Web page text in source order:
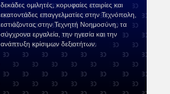
δεκάδες ομιλητές, κορυφαίες εταιρίες και
εκατοντάδες επαγγελματίες στην Τεχνόπολη,
εστιάζοντας στην Τεχνητή Νοημοσύνη, τα
σύγχρονα εργαλεία, την ηγεσία και την
ανάπτυξη κρίσιμων δεξιοτήτων.